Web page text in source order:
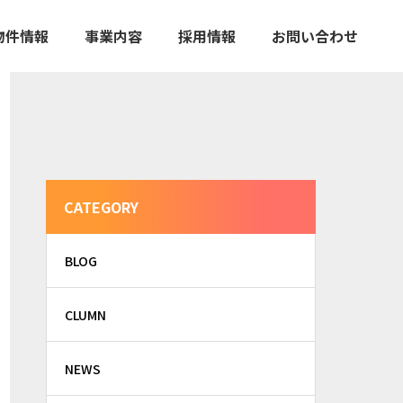
件情報 事業内容 採用情報 お問い合わせ
CATEGORY
BLOG
CLUMN
NEWS